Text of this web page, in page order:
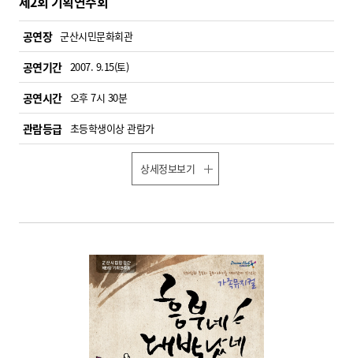
공연장 군산시민문화회관
공연기간 2007. 9.15(토)
공연시간 오후 7시 30분
관람등급 초등학생이상 관람가
상세정보보기